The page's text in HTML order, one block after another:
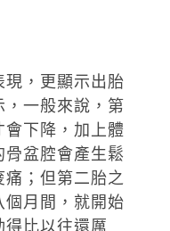
現，更顯示出胎
，一般來說，第
下降，加上體
骨盆腔會產生鬆
；但第二胎之
月間，就開始
比以往還厲